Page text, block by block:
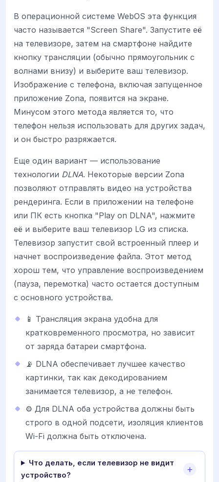
В операционной системе WebOS эта функция
часто называется "Screen Share". Запустите её
на телевизоре, затем на смартфоне найдите
кнопку трансляции (обычно прямоугольник с
волнами внизу) и выберите ваш телевизор.
Изображение с телефона, включая запущенное
приложение Zona, появится на экране.
Минусом этого метода является то, что
телефон нельзя использовать для других задач,
и он быстро разряжается.
Еще один вариант — использование
технологии DLNA. Некоторые версии Zona
позволяют отправлять видео на устройства
рендеринга. Если в приложении на телефоне
или ПК есть кнопка "Play on DLNA", нажмите
её и выберите ваш телевизор LG из списка.
Телевизор запустит свой встроенный плеер и
начнет воспроизведение файла. Этот метод
хорош тем, что управление воспроизведением
(пауза, перемотка) часто остается доступным
с основного устройства.
📱 Трансляция экрана удобна для
кратковременного просмотра, но зависит
от заряда батареи смартфона.
📡 DLNA обеспечивает лучшее качество
картинки, так как декодированием
занимается телевизор, а не телефон.
⚙️ Для DLNA оба устройства должны быть
строго в одной подсети, изоляция клиентов
Wi-Fi должна быть отключена.
Что делать, если телевизор не видит
устройство?